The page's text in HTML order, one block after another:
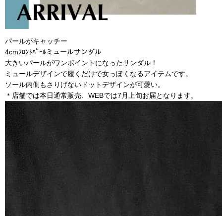
パールがキャッチー
4cmﾌﾛﾝﾄﾊﾟｰﾙミュールサンダル
大きいパールがワンポイントになったサンダル！
ミュールデザインで履くだけで女っぽくなるアイテムです。
ソール内側もさりげないドットデザインが可愛い。
＊店舗では本日通常販売、WEBでは7月上旬お届となります。